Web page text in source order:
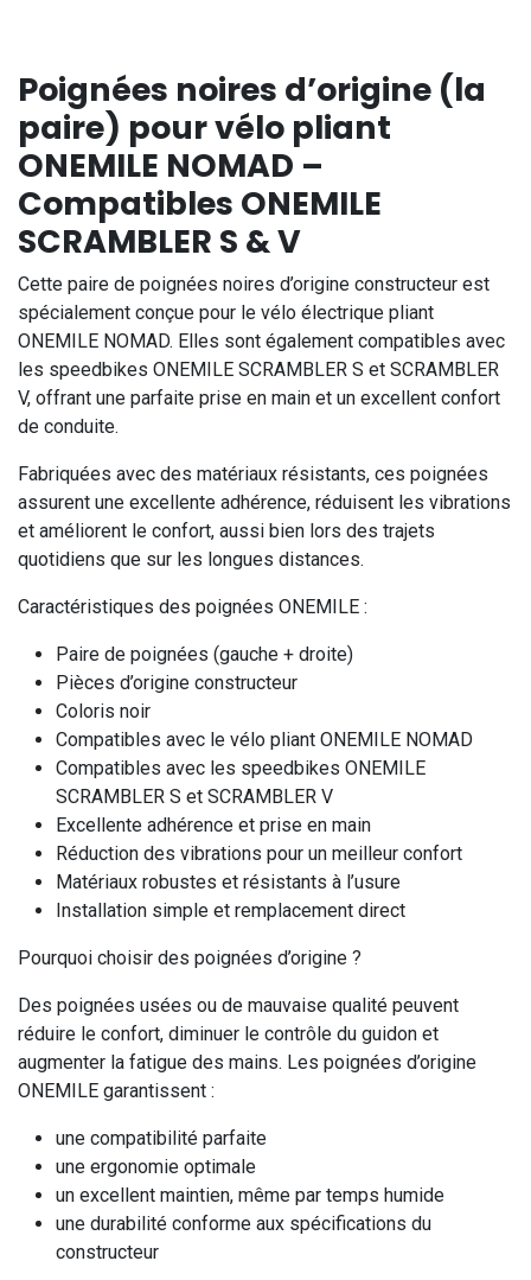
Poignées noires d’origine (la
paire) pour vélo pliant
ONEMILE NOMAD –
Compatibles ONEMILE
SCRAMBLER S & V
Cette paire de poignées noires d’origine constructeur est
spécialement conçue pour le vélo électrique pliant
ONEMILE NOMAD. Elles sont également compatibles avec
les speedbikes ONEMILE SCRAMBLER S et SCRAMBLER
V, offrant une parfaite prise en main et un excellent confort
de conduite.
Fabriquées avec des matériaux résistants, ces poignées
assurent une excellente adhérence, réduisent les vibrations
et améliorent le confort, aussi bien lors des trajets
quotidiens que sur les longues distances.
Caractéristiques des poignées ONEMILE :
Paire de poignées (gauche + droite)
Pièces d’origine constructeur
Coloris noir
Compatibles avec le vélo pliant ONEMILE NOMAD
Compatibles avec les speedbikes ONEMILE
SCRAMBLER S et SCRAMBLER V
Excellente adhérence et prise en main
Réduction des vibrations pour un meilleur confort
Matériaux robustes et résistants à l’usure
Installation simple et remplacement direct
Pourquoi choisir des poignées d’origine ?
Des poignées usées ou de mauvaise qualité peuvent
réduire le confort, diminuer le contrôle du guidon et
augmenter la fatigue des mains. Les poignées d’origine
ONEMILE garantissent :
une compatibilité parfaite
une ergonomie optimale
un excellent maintien, même par temps humide
une durabilité conforme aux spécifications du
constructeur